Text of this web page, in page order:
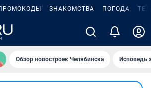
ЗНАКОМСТВА ПОГОДА
Обзор новостроек Челябинска Исповедь